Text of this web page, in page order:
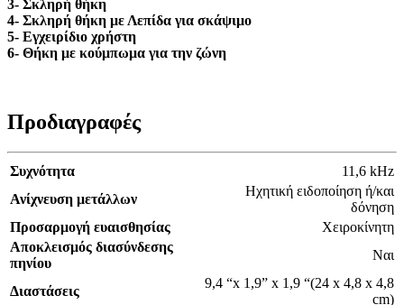
3- Σκληρή θήκη
4- Σκληρή θήκη με Λεπίδα για σκάψιμο
5- Εγχειρίδιο χρήστη
6- Θήκη με κούμπωμα για την ζώνη
Προδιαγραφές
Συχνότητα
11,6 kHz
Ανίχνευση μετάλλων
Ηχητική ειδοποίηση ή/και
δόνηση
Προσαρμογή ευαισθησίας
Xειροκίνητη
Αποκλεισμός διασύνδεσης
πηνίου
Ναι
Διαστάσεις
9,4 “x 1,9” x 1,9 “(24 x 4,8 x 4,8
cm)